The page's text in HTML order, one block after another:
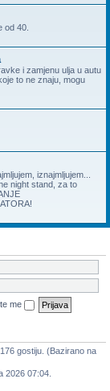
od 40.
i zamjenu ulja u autu
to ne znaju, mogu
iznajmljujem...
night stand, za to
me
gostiju. (Bazirano na
2026 07:04.